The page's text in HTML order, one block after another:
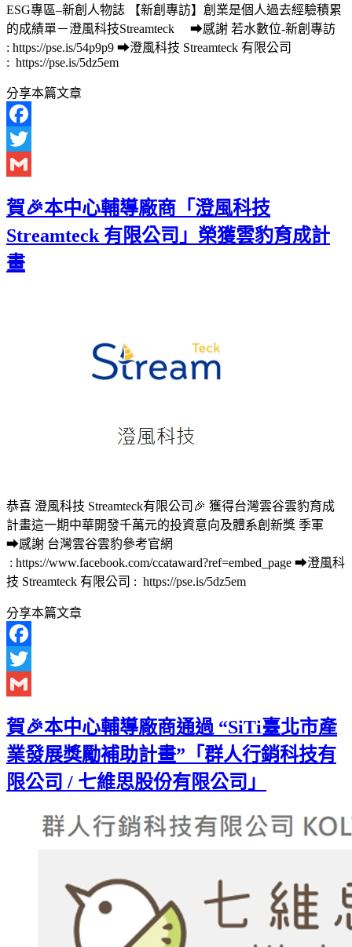
ESG專區–新創人物誌 【新創專訪】創業是個人過去經驗積累
的成績單－澄風科技Streamteck ➡感謝 若水數位-新創專訪
: https://pse.is/54p9p9 ➡澄風科技 Streamteck 有限公司
: https://pse.is/5dz5em
分享本篇文章
Facebook
Twitter
賀🎉本中心輔導廠商「澄風科技
Streamteck 有限公司」榮獲雲豹育成計
畫
恭喜 澄風科技 Streamteck有限公司🎉 獲得台灣雲谷雲豹育成
計畫這一期中華開發千萬元的投資意向及體系創新獎 季軍
➡感謝 台灣雲谷雲豹參考官網
: https://www.facebook.com/ccataward?ref=embed_page ➡澄風科
技 Streamteck 有限公司 : https://pse.is/5dz5em
分享本篇文章
Facebook
Twitter
賀🎉本中心輔導廠商通過 “SiTi臺北市產
業發展獎勵補助計畫”「群人行銷科技有
限公司 / 七維思股份有限公司」